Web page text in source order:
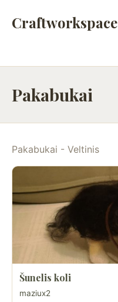
Craftworkspace
Pakabukai
Pakabukai - Veltinis
Šunelis koli
maziux2